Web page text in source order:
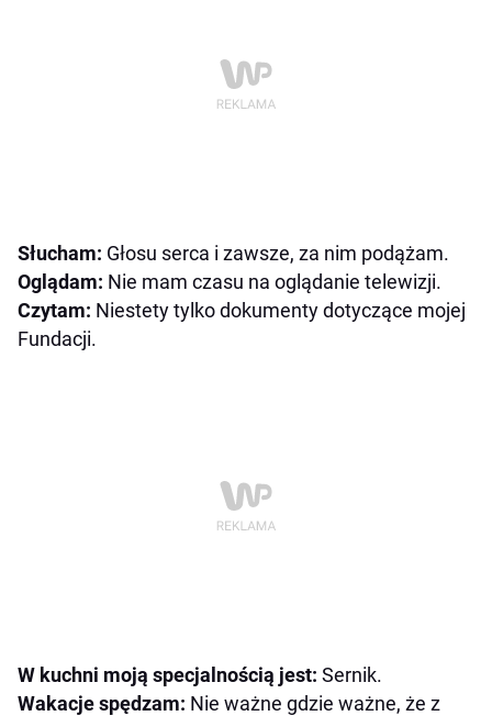
Słucham: Głosu serca i zawsze, za nim podążam.
Oglądam: Nie mam czasu na oglądanie telewizji.
Czytam: Niestety tylko dokumenty dotyczące mojej
Fundacji.
W kuchni moją specjalnością jest: Sernik.
Wakacje spędzam: Nie ważne gdzie ważne, że z